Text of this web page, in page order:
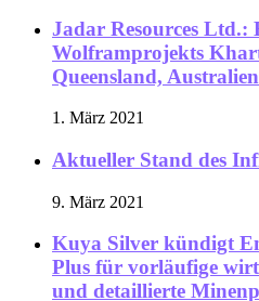
Jadar Resources Ltd.:
Wolframprojekts
Queensland, Australien
1. März 2021
Aktueller Stand des
9. März 2021
Kuya Silver kündigt
Plus für vorläufige
und detaillierte